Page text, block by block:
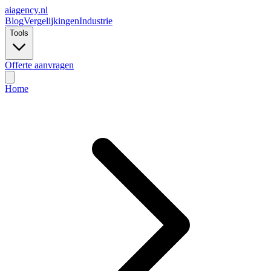
aiagency.nl
BlogVergelijkingenIndustrie
Tools
Offerte aanvragen
Home